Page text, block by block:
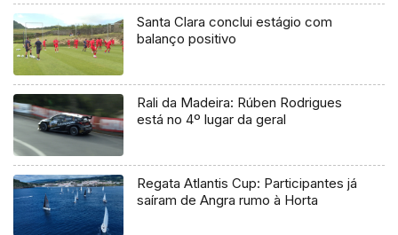
Santa Clara conclui estágio com
balanço positivo
Rali da Madeira: Rúben Rodrigues
está no 4º lugar da geral
Regata Atlantis Cup: Participantes já
saíram de Angra rumo à Horta